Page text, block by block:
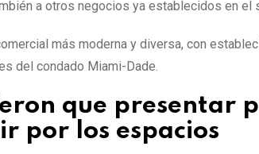
a otros negocios ya establecidos en el
más moderna y diversa, con
del condado Miami-Dade.
que presentar
por los espacios